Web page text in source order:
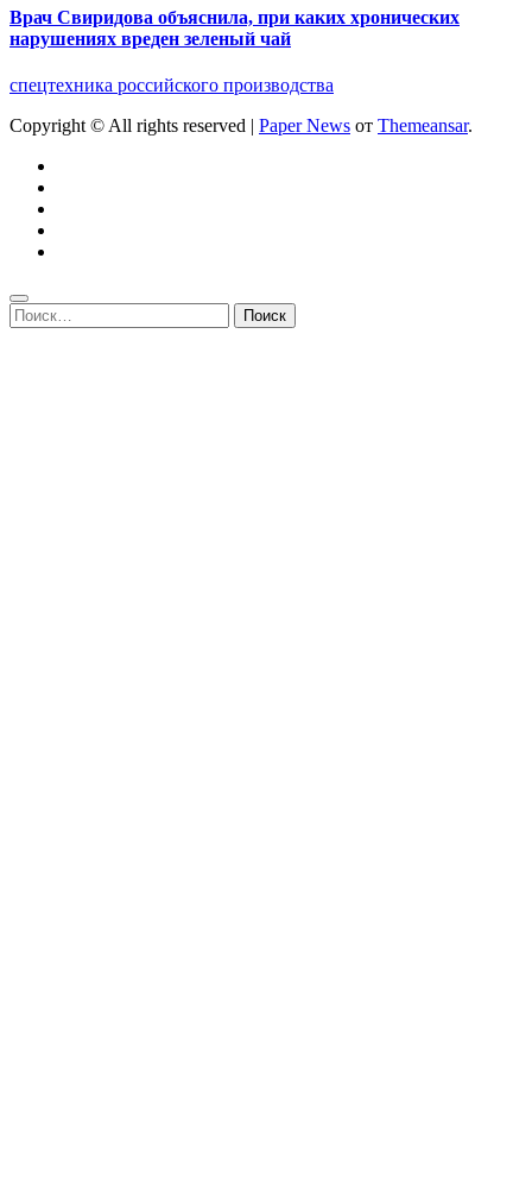
Врач Свиридова объяснила, при каких хронических
нарушениях вреден зеленый чай
спецтехника российского производства
Copyright © All rights reserved | Paper News от Themeansar.
Найти: